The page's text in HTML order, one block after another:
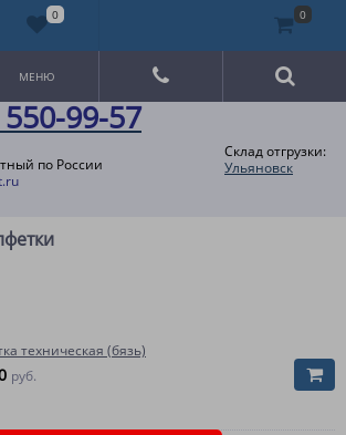
99-57
по России
Склад отгрузки:
Ульяновск
МЕНЮ
техническая (бязь)
руб.
0 0